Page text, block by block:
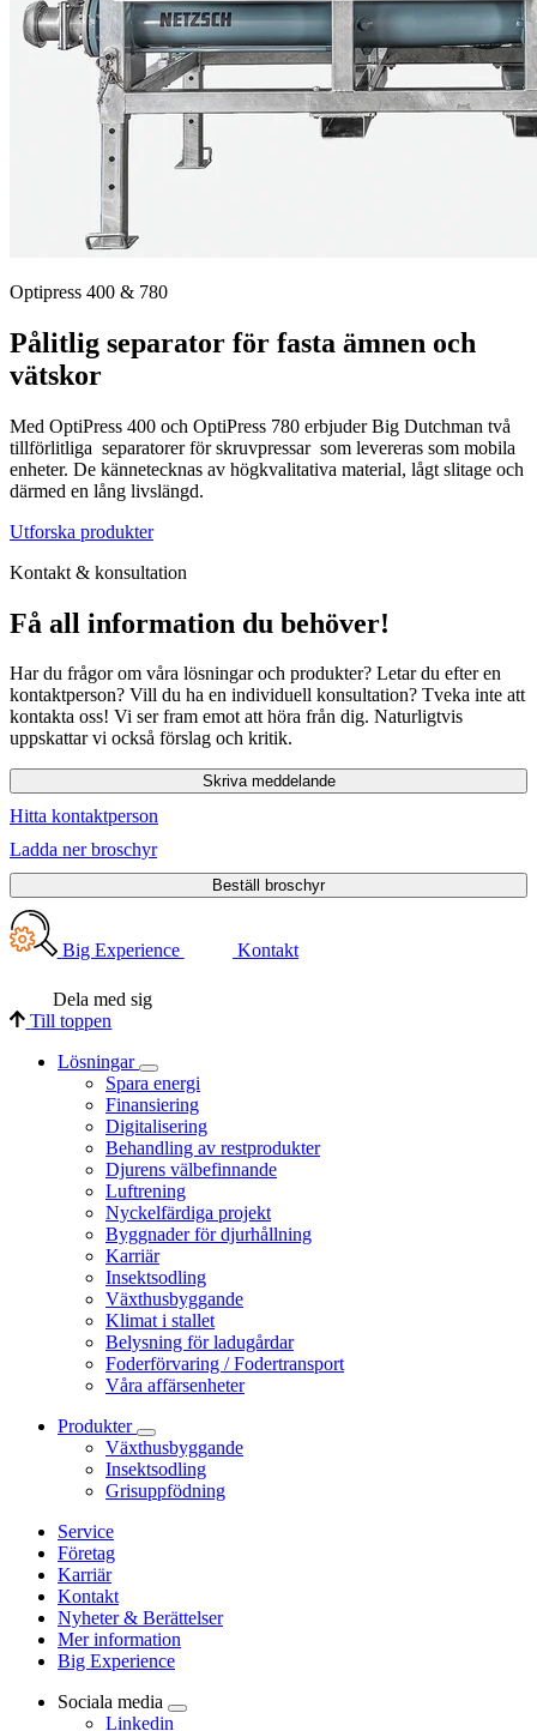
Optipress 400 & 780
Pålitlig separator för fasta ämnen och
vätskor
Med OptiPress 400 och OptiPress 780 erbjuder Big Dutchman två
tillförlitliga separatorer för skruvpressar som levereras som mobila
enheter. De kännetecknas av högkvalitativa material, lågt slitage och
därmed en lång livslängd.
Utforska produkter
Kontakt & konsultation
Få all information du behöver!
Har du frågor om våra lösningar och produkter? Letar du efter en
kontaktperson? Vill du ha en individuell konsultation? Tveka inte att
kontakta oss! Vi ser fram emot att höra från dig. Naturligtvis
uppskattar vi också förslag och kritik.
Skriva meddelande
Hitta kontaktperson
Ladda ner broschyr
Beställ broschyr
Big Experience Kontakt
Dela med sig
Till toppen
Lösningar
Spara energi
Finansiering
Digitalisering
Behandling av restprodukter
Djurens välbefinnande
Luftrening
Nyckelfärdiga projekt
Byggnader för djurhållning
Karriär
Insektsodling
Växthusbyggande
Klimat i stallet
Belysning för ladugårdar
Foderförvaring / Fodertransport
Våra affärsenheter
Produkter
Växthusbyggande
Insektsodling
Grisuppfödning
Service
Företag
Karriär
Kontakt
Nyheter & Berättelser
Mer information
Big Experience
Sociala media
Linkedin